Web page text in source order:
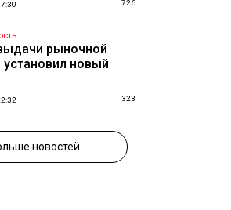
726
рыночной
установил новый
323
новостей